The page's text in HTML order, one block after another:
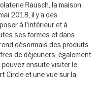
Rausch, la maison
2018, il y a des
à l'intérieur et à
ses formes et dans
désormais des produits
de déjeuners, également
pouvez ensuite visiter le
Circle et une vue sur la